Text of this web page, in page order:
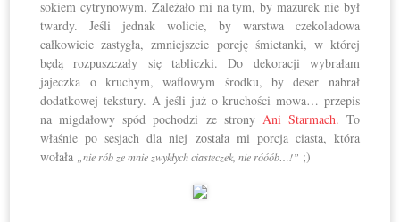
sokiem cytrynowym. Zależało mi na tym, by mazurek nie był
twardy. Jeśli jednak wolicie, by warstwa czekoladowa
całkowicie zastygła, zmniejszcie porcję śmietanki, w której
będą rozpuszczały się tabliczki. Do dekoracji wybrałam
jajeczka o kruchym, waflowym środku, by deser nabrał
dodatkowej tekstury. A jeśli już o kruchości mowa… przepis
na migdałowy spód pochodzi ze strony Ani Starmach. To
właśnie po sesjach dla niej została mi porcja ciasta, która
wołała
„nie rób ze mnie zwykłych ciasteczek, nie róóób…!” ;)